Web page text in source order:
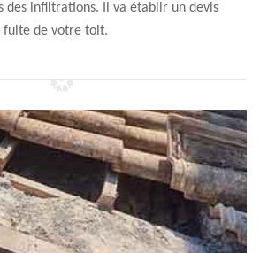
des infiltrations. Il va établir un devis
fuite de votre toit.